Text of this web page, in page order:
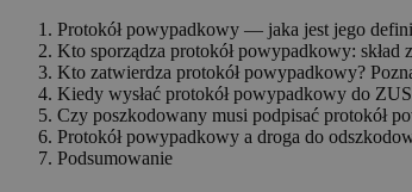
Protokół powypadkowy — jaka jest jego
Kto sporządza protokół powypadkowy: skład
Kto zatwierdza protokół powypadkowy?
Kiedy wysłać protokół powypadkowy do
Czy poszkodowany musi podpisać protokół
Protokół powypadkowy a droga do
Podsumowanie